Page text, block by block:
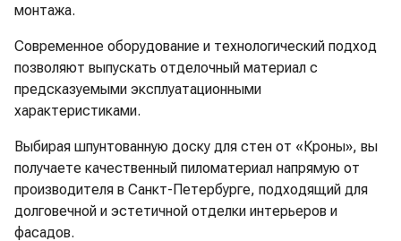
монтажа.
Современное оборудование и технологический подход
позволяют выпускать отделочный материал с
предсказуемыми эксплуатационными
характеристиками.
Выбирая шпунтованную доску для стен от «Кроны», вы
получаете качественный пиломатериал напрямую от
производителя в Санкт-Петербурге, подходящий для
долговечной и эстетичной отделки интерьеров и
фасадов.